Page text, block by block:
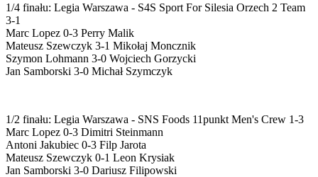
1/4 finału: Legia Warszawa - S4S Sport For Silesia Orzech 2 Team
3-1
Marc Lopez 0-3 Perry Malik
Mateusz Szewczyk 3-1 Mikołaj Moncznik
Szymon Lohmann 3-0 Wojciech Gorzycki
Jan Samborski 3-0 Michał Szymczyk
1/2 finału: Legia Warszawa - SNS Foods 11punkt Men's Crew 1-3
Marc Lopez 0-3 Dimitri Steinmann
Antoni Jakubiec 0-3 Filp Jarota
Mateusz Szewczyk 0-1 Leon Krysiak
Jan Samborski 3-0 Dariusz Filipowski